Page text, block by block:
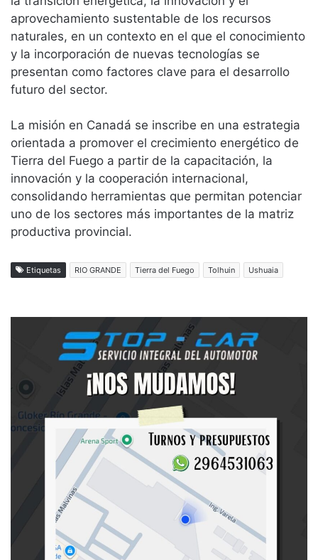
aprovechamiento sustentable de los recursos
naturales, en un contexto en el que el conocimiento
y la incorporación de nuevas tecnologías se
presentan como factores clave para el desarrollo
futuro del sector.
La misión en Canadá se inscribe en una estrategia
orientada a promover el crecimiento energético de
Tierra del Fuego a partir de la capacitación, la
innovación y la cooperación internacional,
consolidando herramientas que permitan potenciar
uno de los sectores más importantes de la matriz
productiva provincial.
Etiquetas RIO GRANDE Tierra del Fuego Tolhuin Ushuaia